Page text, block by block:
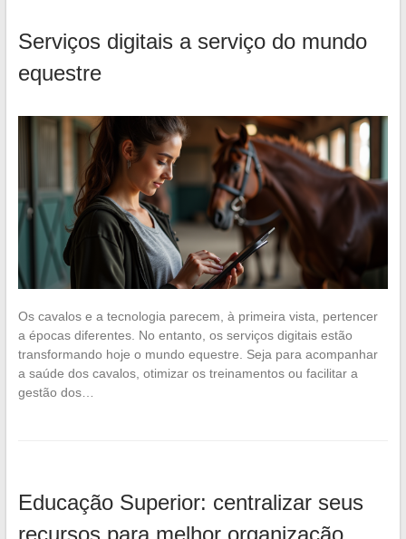
Serviços digitais a serviço do mundo
equestre
Os cavalos e a tecnologia parecem, à primeira vista, pertencer
a épocas diferentes. No entanto, os serviços digitais estão
transformando hoje o mundo equestre. Seja para acompanhar
a saúde dos cavalos, otimizar os treinamentos ou facilitar a
gestão dos…
Educação Superior: centralizar seus
recursos para melhor organização